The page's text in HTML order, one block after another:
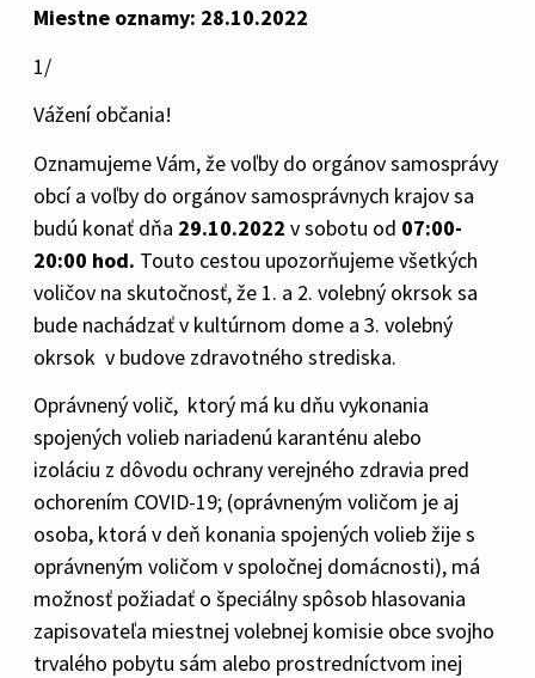
Miestne oznamy: 28.10.2022
1/
Vážení občania!
Oznamujeme Vám, že voľby do orgánov samosprávy
obcí a voľby do orgánov samosprávnych krajov sa
budú konať dňa 29.10.2022 v sobotu od 07:00-
20:00 hod. Touto cestou upozorňujeme všetkých
voličov na skutočnosť, že 1. a 2. volebný okrsok sa
bude nachádzať v kultúrnom dome a 3. volebný
okrsok v budove zdravotného strediska.
Oprávnený volič, ktorý má ku dňu vykonania
spojených volieb nariadenú karanténu alebo
izoláciu z dôvodu ochrany verejného zdravia pred
ochorením COVID-19; (oprávneným voličom je aj
osoba, ktorá v deň konania spojených volieb žije s
oprávneným voličom v spoločnej domácnosti), má
možnosť požiadať o špeciálny spôsob hlasovania
zapisovateľa miestnej volebnej komisie obce svojho
trvalého pobytu sám alebo prostredníctvom inej